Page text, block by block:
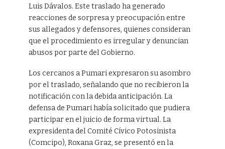
Luis Dávalos. Este traslado ha generado
reacciones de sorpresa y preocupación entre
sus allegados y defensores, quienes consideran
que el procedimiento es irregular y denuncian
abusos por parte del Gobierno.
Los cercanos a Pumari expresaron su asombro
por el traslado, señalando que no recibieron la
notificación con la debida anticipación. La
defensa de Pumari había solicitado que pudiera
participar en el juicio de forma virtual. La
expresidenta del Comité Cívico Potosinista
(Comcipo), Roxana Graz, se presentó en la